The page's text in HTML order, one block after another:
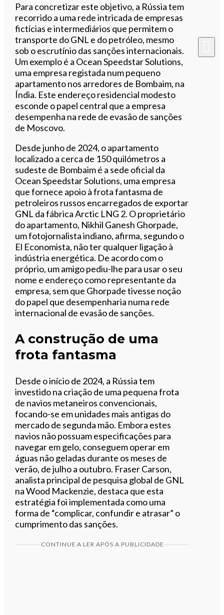
Para concretizar este objetivo, a Rússia tem
recorrido a uma rede intricada de empresas
fictícias e intermediários que permitem o
transporte do GNL e do petróleo, mesmo
sob o escrutínio das sanções internacionais.
Um exemplo é a Ocean Speedstar Solutions,
uma empresa registada num pequeno
apartamento nos arredores de Bombaim, na
Índia. Este endereço residencial modesto
esconde o papel central que a empresa
desempenha na rede de evasão de sanções
de Moscovo.
Desde junho de 2024, o apartamento
localizado a cerca de 150 quilómetros a
sudeste de Bombaim é a sede oficial da
Ocean Speedstar Solutions, uma empresa
que fornece apoio à frota fantasma de
petroleiros russos encarregados de exportar
GNL da fábrica Arctic LNG 2. O proprietário
do apartamento, Nikhil Ganesh Ghorpade,
um fotojornalista indiano, afirma, segundo o
El Economista, não ter qualquer ligação à
indústria energética. De acordo com o
próprio, um amigo pediu-lhe para usar o seu
nome e endereço como representante da
empresa, sem que Ghorpade tivesse noção
do papel que desempenharia numa rede
internacional de evasão de sanções.
A construção de uma
frota fantasma
Desde o início de 2024, a Rússia tem
investido na criação de uma pequena frota
de navios metaneiros convencionais,
focando-se em unidades mais antigas do
mercado de segunda mão. Embora estes
navios não possuam especificações para
navegar em gelo, conseguem operar em
águas não geladas durante os meses de
verão, de julho a outubro. Fraser Carson,
analista principal de pesquisa global de GNL
na Wood Mackenzie, destaca que esta
estratégia foi implementada como uma
forma de “complicar, confundir e atrasar” o
cumprimento das sanções.
CONTINUE A LER APÓS A PUBLICIDADE